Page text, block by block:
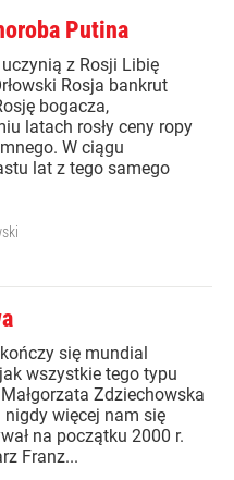
Putina
z Rosji Libię
Rosja bankrut
bogacza,
latach rosły ceny ropy
W ciągu
lat z tego samego
się mundial
wszystkie tego typu
Zdziechowska
nigdy więcej nam się
na początku 2000 r.
Franz...